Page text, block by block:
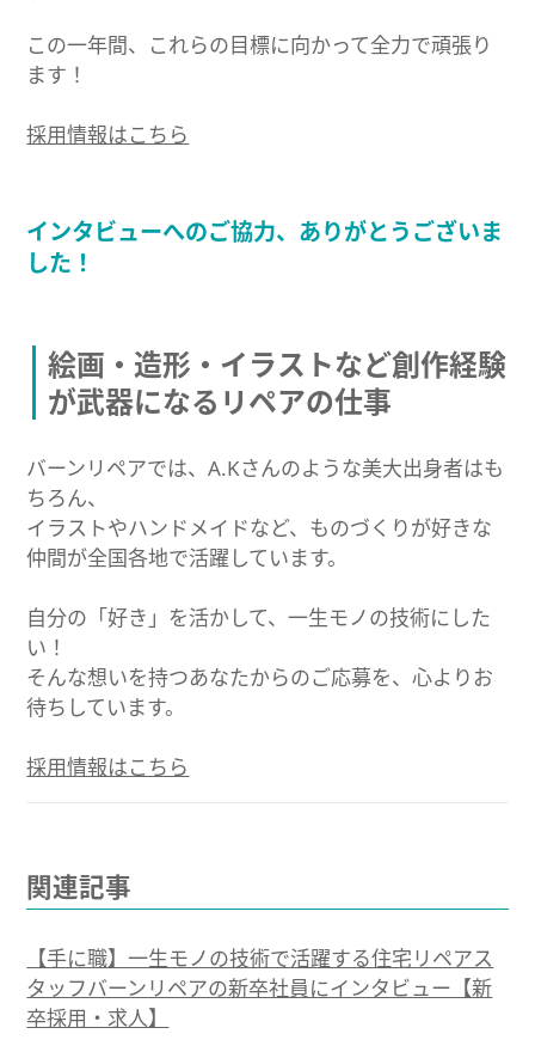
この一年間、これらの目標に向かって全力で頑張り
ます！
採用情報はこちら
インタビューへのご協力、ありがとうございま
した！
絵画・造形・イラストなど創作経験
が武器になるリペアの仕事
バーンリペアでは、A.Kさんのような美大出身者はも
ちろん、
イラストやハンドメイドなど、ものづくりが好きな
仲間が全国各地で活躍しています。
自分の「好き」を活かして、一生モノの技術にした
い！
そんな想いを持つあなたからのご応募を、心よりお
待ちしています。
採用情報はこちら
関連記事
【手に職】一生モノの技術で活躍する住宅リペアス
タッフバーンリペアの新卒社員にインタビュー【新
卒採用・求人】